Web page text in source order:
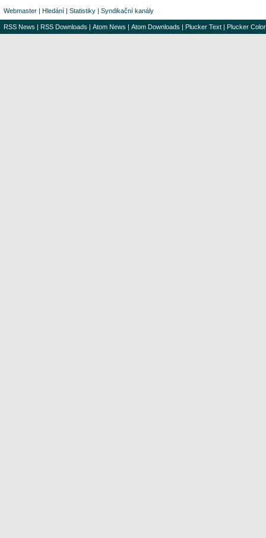
Webmaster | Hledání | Statistiky | Syndikační kanály
RSS News | RSS Downloads | Atom News | Atom Downloads | Plucker Text | Plucker Color